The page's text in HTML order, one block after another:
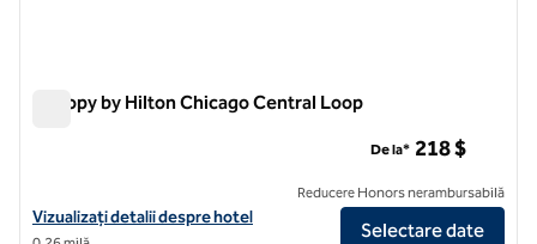
Canopy by Hilton Chicago Central Loop
Vizualizați detaliile hotelului Canopy by Hilton Chicago Central Loop
Vizualizați detalii despre hotel
De la* 218 $
Reducere Honors nerambursabilă
Selectare date